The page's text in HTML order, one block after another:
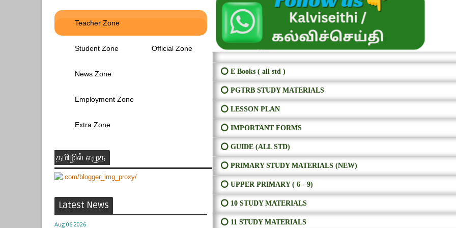
Teacher Zone
Student Zone Official Zone
News Zone
Employment Zone
Extra Zone
தமிழில் எழுத
Latest News
Aug 06 2026
⭕ E Books ( all std )
⭕ PGTRB STUDY MATERIALS
⭕ LESSON PLAN
⭕ IMPORTANT FORMS
⭕ GUIDE (ALL STD)
⭕ PRIMARY STUDY MATERIALS (NEW)
⭕ UPPER PRIMARY ( 6 - 9)
⭕ 10 STUDY MATERIALS
⭕ 11 STUDY MATERIALS